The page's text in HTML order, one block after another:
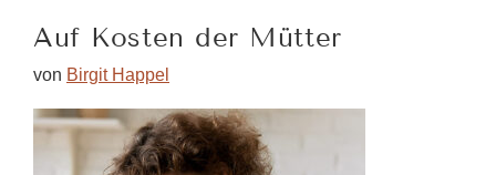
Wissenschaft
Auf Kosten der Mütter
von Birgit Happel